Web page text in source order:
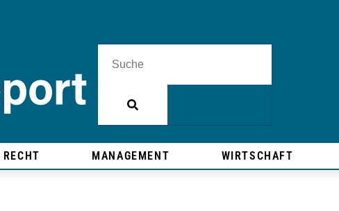
RECHT MANAGEMENT WIRTSCHAFT